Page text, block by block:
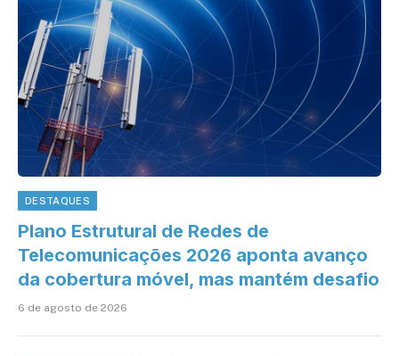
DESTAQUES
Plano Estrutural de Redes de
Telecomunicações 2026 aponta avanço
da cobertura móvel, mas mantém desafio
6 de agosto de 2026